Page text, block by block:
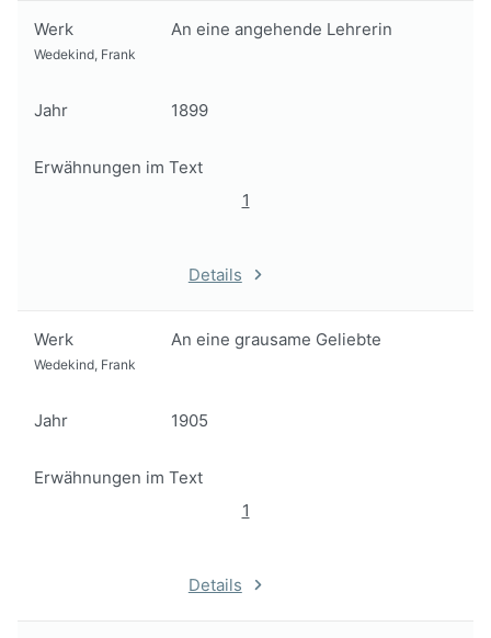
Werk An eine angehende Lehrerin
Wedekind, Frank
Jahr 1899
Erwähnungen im Text
1
Details
Werk An eine grausame Geliebte
Wedekind, Frank
Jahr 1905
Erwähnungen im Text
1
Details